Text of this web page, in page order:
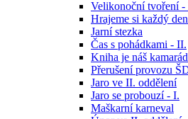
Velikonoční tvoření -
Hrajeme si každý
Jarní stezka
Čas s pohádkami - II.
Kniha je náš
Přerušení provozu
Jaro ve II. oddělení
Jaro se probouzí - I.
Maškarní karneval